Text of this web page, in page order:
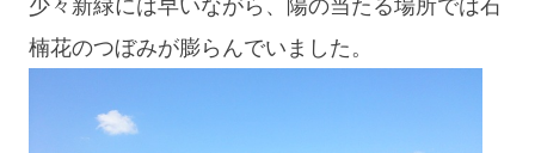
少々新緑には早いながら、陽の当たる場所では石
楠花のつぼみが膨らんでいました。